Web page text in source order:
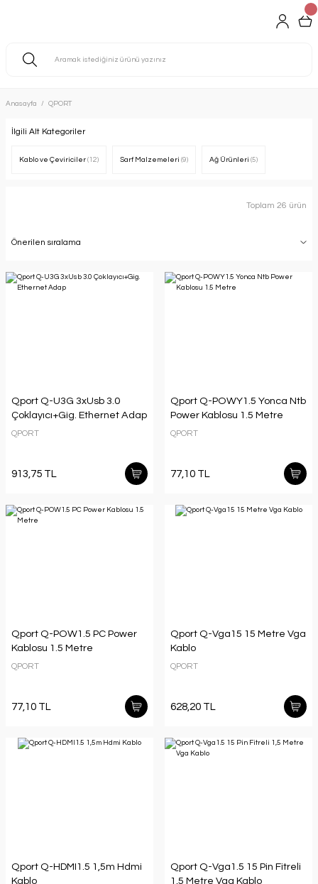
Anasayfa QPORT
İlgili Alt Kategoriler
Kablo ve Çeviriciler (12) Sarf Malzemeleri (9) Ağ Ürünleri (5)
Toplam 26 ürün
Qport Q-U3G 3xUsb 3.0
Çoklayıcı+Gig. Ethernet Adap
QPORT
913,75 TL
Qport Q-POWY1.5 Yonca Ntb
Power Kablosu 1.5 Metre
QPORT
77,10 TL
Qport Q-POW1.5 PC Power
Kablosu 1.5 Metre
QPORT
77,10 TL
Qport Q-Vga15 15 Metre Vga
Kablo
QPORT
628,20 TL
Qport Q-HDMI1.5 1,5m Hdmi
Kablo
Qport Q-Vga1.5 15 Pin Fitreli
1,5 Metre Vga Kablo